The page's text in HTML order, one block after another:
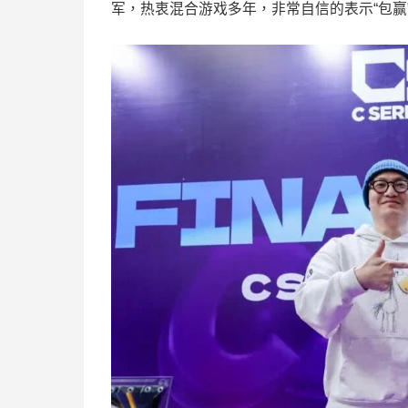
军，热衷混合游戏多年，非常自信的表示“包赢